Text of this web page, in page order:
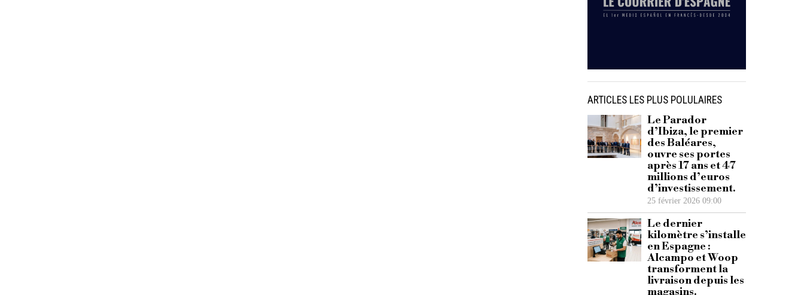
ARTICLES LES PLUS POLULAIRES
Le Parador
d’Ibiza, le premier
des Baléares,
ouvre ses portes
après 17 ans et 47
millions d’euros
d’investissement.
25 février 2026 09:00
Le dernier
kilomètre s’installe
en Espagne :
Alcampo et Woop
transforment la
livraison depuis les
magasins.